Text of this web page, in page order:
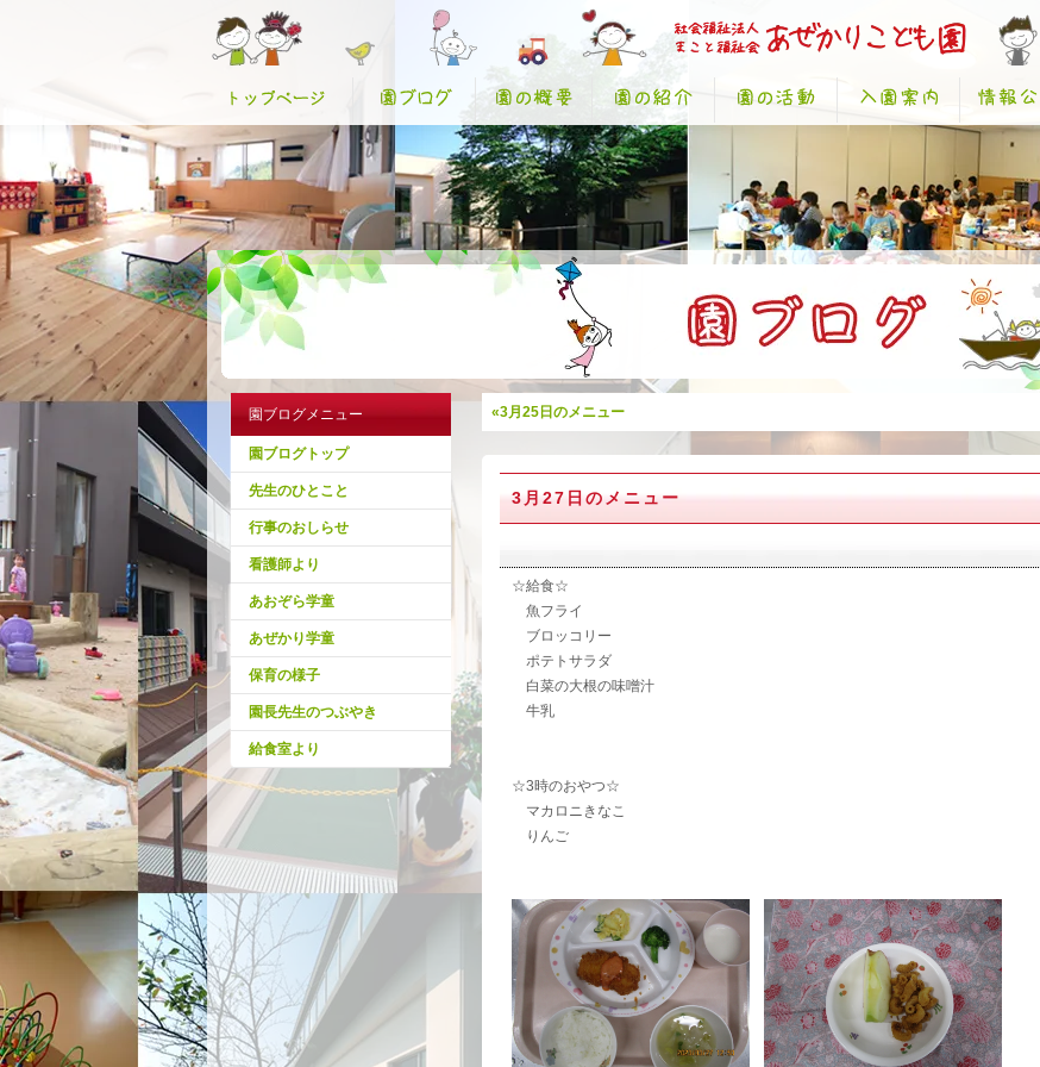
園ブログメニュー
園ブログトップ
先生のひとこと
行事のおしらせ
看護師より
あおぞら学童
あぜかり学童
保育の様子
園長先生のつぶやき
給食室より
«3月25日のメニュー
3月27日のメニュー
☆給食☆
魚フライ
ブロッコリー
ポテトサラダ
白菜の大根の味噌汁
牛乳
☆3時のおやつ☆
マカロニきなこ
りんご